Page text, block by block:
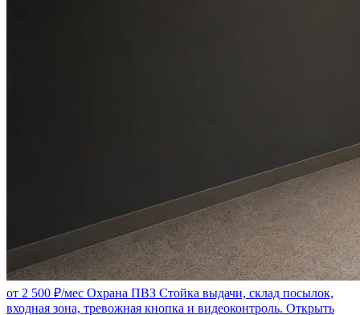
от 2 500 ₽/мес Охрана ПВЗ Стойка выдачи, склад посылок,
входная зона, тревожная кнопка и видеоконтроль. Открыть